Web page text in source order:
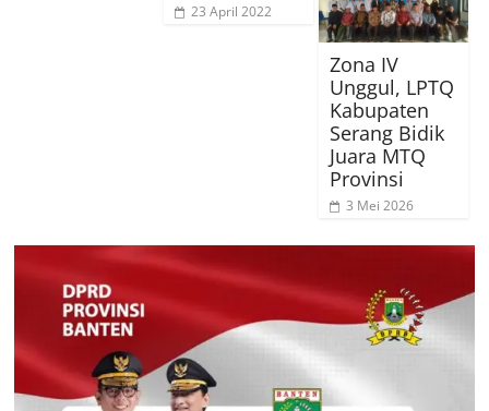
23 April 2022
Zona IV
Unggul, LPTQ
Kabupaten
Serang Bidik
Juara MTQ
Provinsi
3 Mei 2026